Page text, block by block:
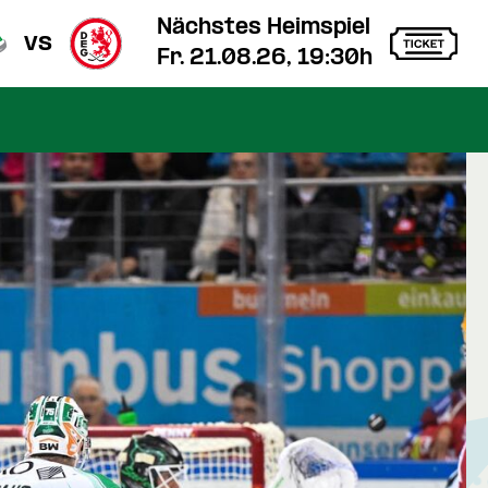
vs
Nächstes Heimspiel
Fr. 21.08.26, 19:30h